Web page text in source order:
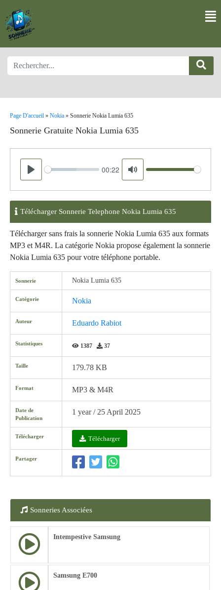
Page D'accueil » Nokia » Sonnerie Nokia Lumia 635
Sonnerie Gratuite Nokia Lumia 635
Play
Seek 00:22
Mute
Volume
Télécharger Sonnerie Telephone Nokia Lumia 635
Télécharger sans frais la sonnerie Nokia Lumia 635 aux formats
MP3 et M4R. La catégorie Nokia propose également la sonnerie
Nokia Lumia 635 pour votre téléphone portable.
Sonnerie Nokia Lumia 635
Catégorie Nokia
Auteur Eduardo Rabiot
Statistiques 1387 37
Taille 179.78 KB
Format MP3 & M4R
Date de
Publication
1 year / 25 April 2025
Télécharger Télécharger
Partager
Sonneries Associées
Intempestive Samsung
Samsung E700